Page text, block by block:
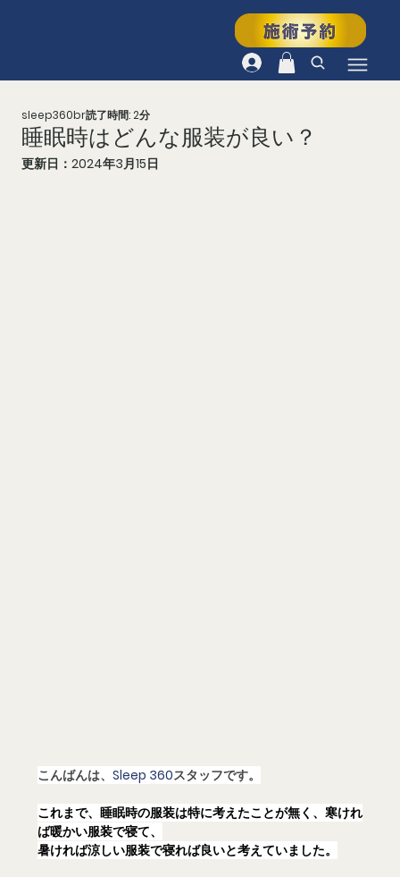
睡眠時はどんな服装が良い？
sleep360br読了時間: 2分
更新日： 2024年3月15日
こんばんは、 Sleep 360スタッフです。
これまで、睡眠時の服装は特に考えたことが無く、寒けれ
ば暖かい服装で寝て、
暑ければ涼しい服装で寝れば良いと考えていました。